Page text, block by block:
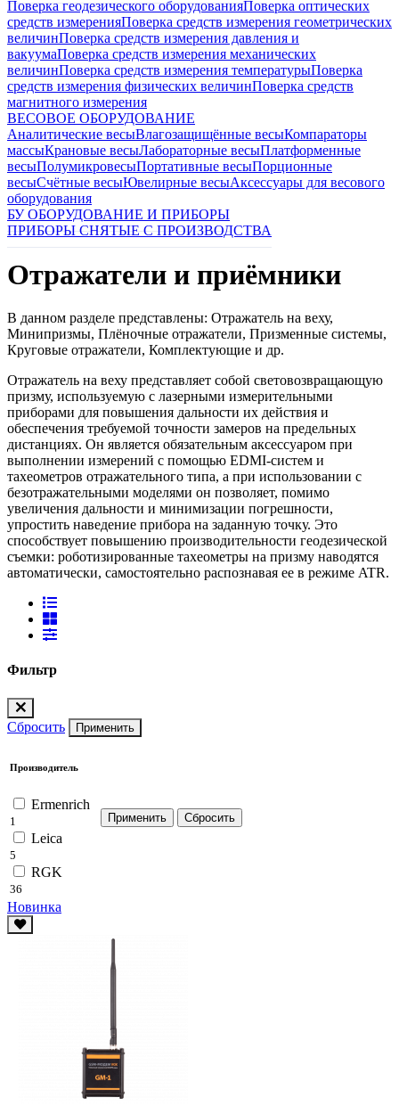
Поверка геодезического оборудованияПоверка оптических
средств измеренияПоверка средств измерения геометрических
величинПоверка средств измерения давления и
вакуумаПоверка средств измерения механических
величинПоверка средств измерения температурыПоверка
средств измерения физических величинПоверка средств
магнитного измерения
ВЕСОВОЕ ОБОРУДОВАНИЕ
Аналитические весыВлагозащищённые весыКомпараторы
массыКрановые весыЛабораторные весыПлатформенные
весыПолумикровесыПортативные весыПорционные
весыСчётные весыЮвелирные весыАксессуары для весового
оборудования
БУ ОБОРУДОВАНИЕ И ПРИБОРЫ
ПРИБОРЫ СНЯТЫЕ С ПРОИЗВОДСТВА
Отражатели и приёмники
В данном разделе представлены: Отражатель на веху,
Минипризмы, Плёночные отражатели, Призменные системы,
Круговые отражатели, Комплектующие и др.
Отражатель на веху представляет собой световозвращающую
призму, используемую с лазерными измерительными
приборами для повышения дальности их действия и
обеспечения требуемой точности замеров на предельных
дистанциях. Он является обязательным аксессуаром при
выполнении измерений с помощью EDMI-систем и
тахеометров отражательного типа, а при использовании с
безотражательными моделями он позволяет, помимо
увеличения дальности и минимизации погрешности,
упростить наведение прибора на заданную точку. Это
способствует повышению производительности геодезической
съемки: роботизированные тахеометры на призму наводятся
автоматически, самостоятельно распознавая ее в режиме ATR.
Фильтр
Сбросить Применить
Производитель
Ermenrich
1
Leica
5
RGK
36
Новинка